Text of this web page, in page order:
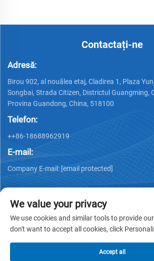
Contactați-ne
Adresă:
Birou 902, al nouălea etaj, Cladirea 1, Plaza
Songbai, Strada Citizen, Districtul Guangming,
Provina Guandong, China, 518100
Telefon:
++86-18688962919
E-mail:
Company E-mail: [email protected]
Politica de
We value your privacy
We use cookies and similar tools to provide
don't want to accept all cookies, click
Accept all